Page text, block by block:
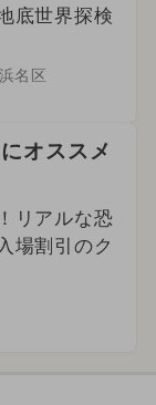
底世界探検
名区
オススメ
リアルな恐
場割引のク